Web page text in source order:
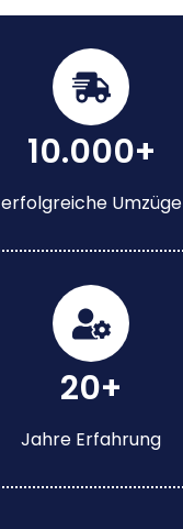
10.000+
erfolgreiche Umzüge
20+
Jahre Erfahrung